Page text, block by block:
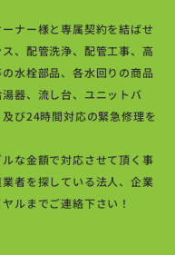
ナー様と専属契約を結ばせ
、配管洗浄、配管工事、高
水栓部品、各水回りの商品
器、流し台、ユニットバ
び24時間対応の緊急修理を
な金額で対応させて頂く事
者を探している法人、企業
ルまでご連絡下さい！